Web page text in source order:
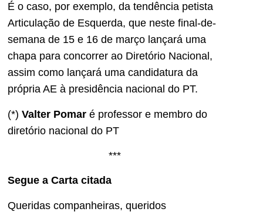
É o caso, por exemplo, da tendência petista
Articulação de Esquerda, que neste final-de-
semana de 15 e 16 de março lançará uma
chapa para concorrer ao Diretório Nacional,
assim como lançará uma candidatura da
própria AE à presidência nacional do PT.
(*) Valter Pomar é professor e membro do
diretório nacional do PT
***
Segue a Carta citada
Queridas companheiras, queridos